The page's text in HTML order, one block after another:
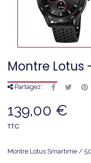
Montre Lotus
Partagez :
139,00 €
TTC
Montre Lotus Smartime /